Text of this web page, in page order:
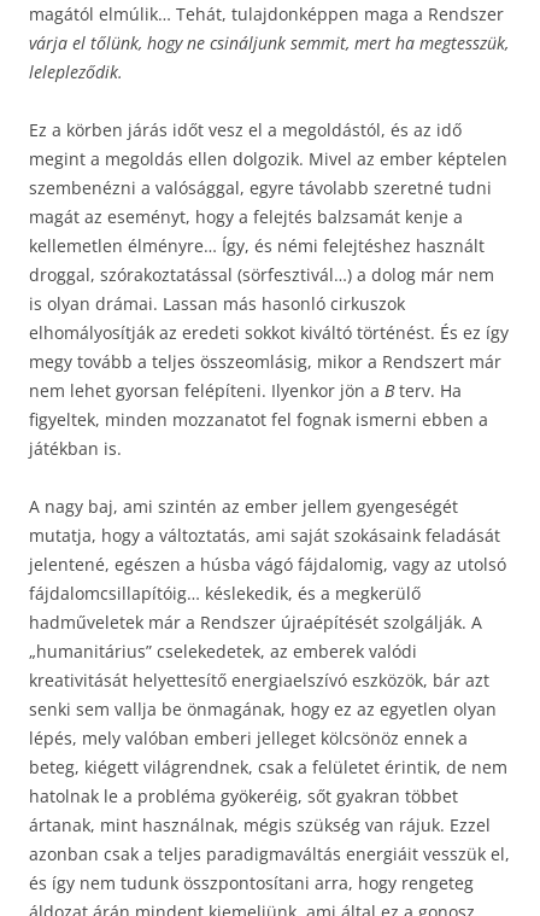
magától elmúlik… Tehát, tulajdonképpen maga a Rendszer
várja el tőlünk, hogy ne csináljunk semmit, mert ha megtesszük,
lelepleződik.
Ez a körben járás időt vesz el a megoldástól, és az idő
megint a megoldás ellen dolgozik. Mivel az ember képtelen
szembenézni a valósággal, egyre távolabb szeretné tudni
magát az eseményt, hogy a felejtés balzsamát kenje a
kellemetlen élményre… Így, és némi felejtéshez használt
droggal, szórakoztatással (sörfesztivál…) a dolog már nem
is olyan drámai. Lassan más hasonló cirkuszok
elhomályosítják az eredeti sokkot kiváltó történést. És ez így
megy tovább a teljes összeomlásig, mikor a Rendszert már
nem lehet gyorsan felépíteni. Ilyenkor jön a Bterv. Ha
figyeltek, minden mozzanatot fel fognak ismerni ebben a
játékban is.
A nagy baj, ami szintén az ember jellem gyengeségét
mutatja, hogy a változtatás, ami saját szokásaink feladását
jelentené, egészen a húsba vágó fájdalomig, vagy az utolsó
fájdalomcsillapítóig… késlekedik, és a megkerülő
hadműveletek már a Rendszer újraépítését szolgálják. A
„humanitárius” cselekedetek, az emberek valódi
kreativitását helyettesítő energiaelszívó eszközök, bár azt
senki sem vallja be önmagának, hogy ez az egyetlen olyan
lépés, mely valóban emberi jelleget kölcsönöz ennek a
beteg, kiégett világrendnek, csak a felületet érintik, de nem
hatolnak le a probléma gyökeréig, sőt gyakran többet
ártanak, mint használnak, mégis szükség van rájuk. Ezzel
azonban csak a teljes paradigmaváltás energiáit vesszük el,
és így nem tudunk összpontosítani arra, hogy rengeteg